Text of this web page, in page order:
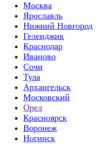
Москва
Ярославль
Нижний Новгород
Геленджик
Краснодар
Иваново
Сочи
Тула
Архангельск
Московский
Орел
Красноярск
Воронеж
Ногинск